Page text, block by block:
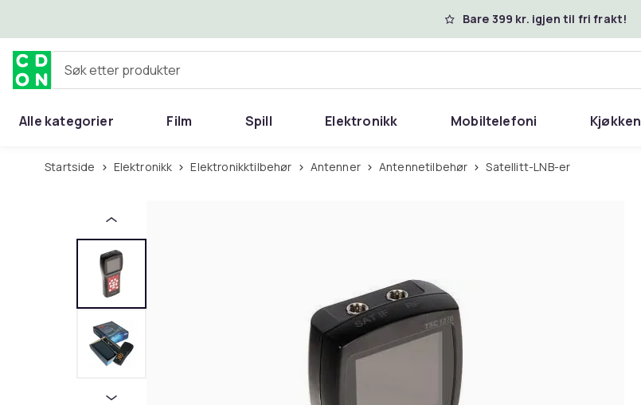
Bare 399 kr. igjen til fri frakt!
Søk etter produkter
Alle kategorier Film Spill Elektronikk Mobiltelefoni
Startside Elektronikk Elektronikktilbehør Antenner Antennetilbehør Satellitt-LNB-er